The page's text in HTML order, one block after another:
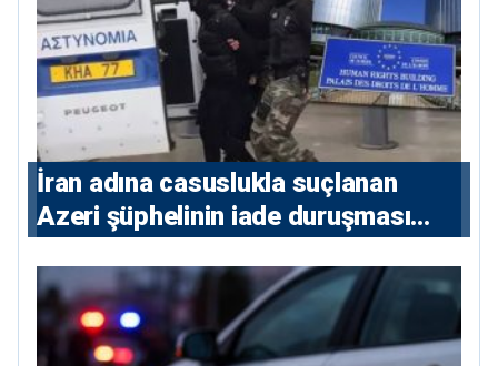
İran adına casuslukla suçlanan
Azeri şüphelinin iade duruşması